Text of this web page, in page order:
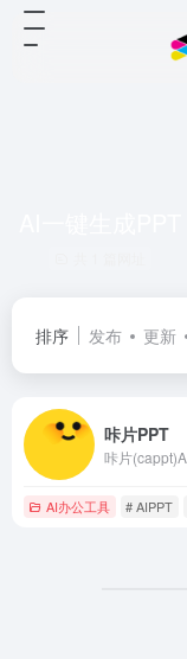
排序 发布 更新
咔片PPT
AI办公工具 # AIPPT